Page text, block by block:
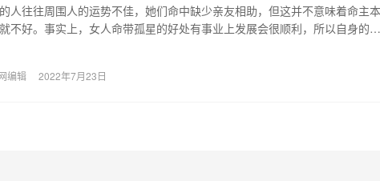
人往往周围人的运势不佳，她们命中缺少亲友相助，但这并不意味着命主本
不好。事实上，女人命带孤星的好处有事业上发展会很顺利，所以自身的财
编辑 2022年7月23日